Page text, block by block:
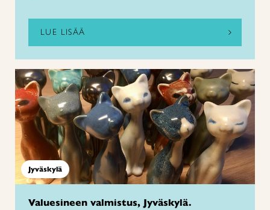
LUE LISÄÄ
Jyväskylä
Valuesineen valmistus, Jyväskylä.